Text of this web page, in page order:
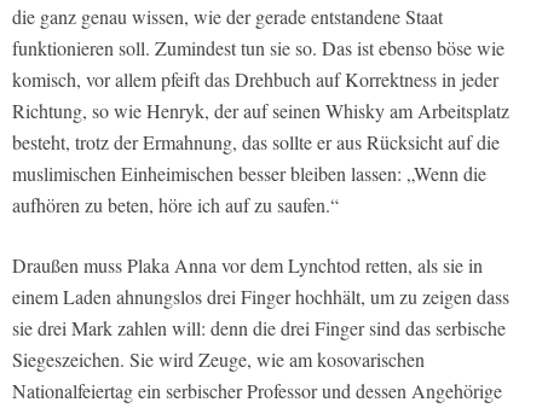
die ganz genau wissen, wie der gerade entstandene Staat
funktionieren soll. Zumindest tun sie so. Das ist ebenso böse wie
komisch, vor allem pfeift das Drehbuch auf Korrektness in jeder
Richtung, so wie Henryk, der auf seinen Whisky am Arbeitsplatz
besteht, trotz der Ermahnung, das sollte er aus Rücksicht auf die
muslimischen Einheimischen besser bleiben lassen: „Wenn die
aufhören zu beten, höre ich auf zu saufen.“
Draußen muss Plaka Anna vor dem Lynchtod retten, als sie in
einem Laden ahnungslos drei Finger hochhält, um zu zeigen dass
sie drei Mark zahlen will: denn die drei Finger sind das serbische
Siegeszeichen. Sie wird Zeuge, wie am kosovarischen
Nationalfeiertag ein serbischer Professor und dessen Angehörige